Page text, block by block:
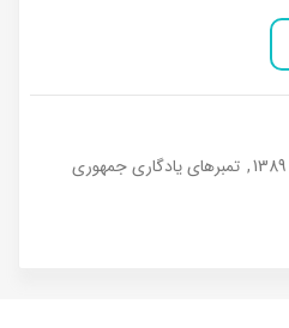
, تمبرهای یادگاری جمهوری